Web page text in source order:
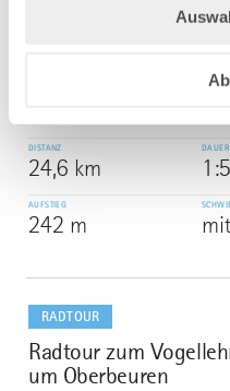
DISTANZ
24,6 km
DAUER
AUFSTIEG
242 m
RADTOUR
6
Radtour zum
um Oberbeuren
dazu